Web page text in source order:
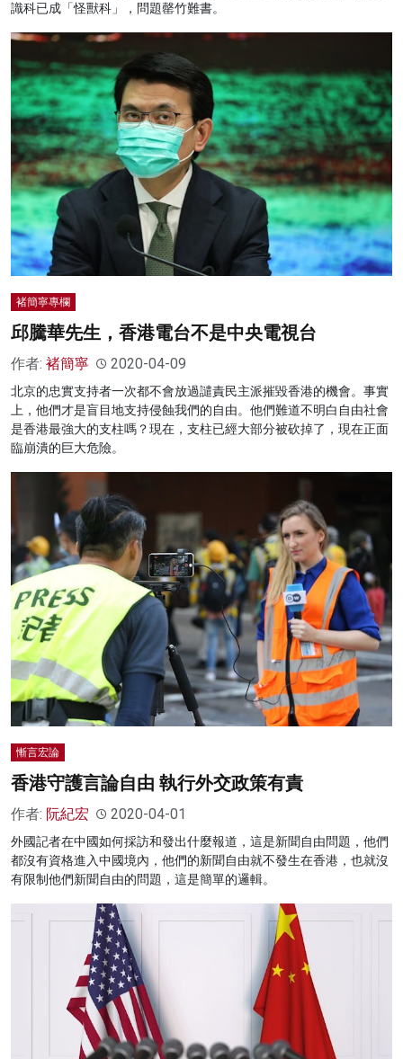
識科已成「怪獸科」，問題罄竹難書。
褚簡寧專欄
邱騰華先生，香港電台不是中央電視台
作者: 褚簡寧 2020-04-09
北京的忠實支持者一次都不會放過譴責民主派摧毀香港的機會。事實
上，他們才是盲目地支持侵蝕我們的自由。他們難道不明白自由社會
是香港最強大的支柱嗎？現在，支柱已經大部分被砍掉了，現在正面
臨崩潰的巨大危險。
慚言宏論
香港守護言論自由 執行外交政策有責
作者: 阮紀宏 2020-04-01
外國記者在中國如何採訪和發出什麼報道，這是新聞自由問題，他們
都沒有資格進入中國境內，他們的新聞自由就不發生在香港，也就沒
有限制他們新聞自由的問題，這是簡單的邏輯。